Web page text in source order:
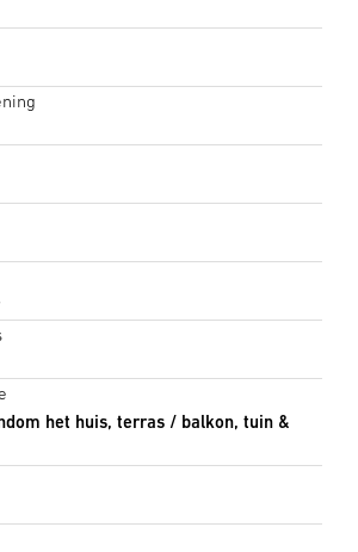
het huis, terras / balkon, tuin &